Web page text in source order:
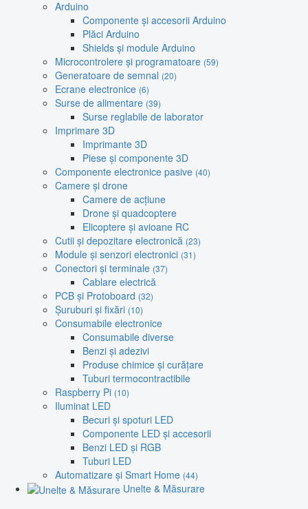
Arduino
Componente și accesorii Arduino
Plăci Arduino
Shields și module Arduino
Microcontrolere și programatoare (59)
Generatoare de semnal (20)
Ecrane electronice (6)
Surse de alimentare (39)
Surse reglabile de laborator
Imprimare 3D
Imprimante 3D
Piese și componente 3D
Componente electronice pasive (40)
Camere și drone
Camere de acțiune
Drone și quadcoptere
Elicoptere și avioane RC
Cutii și depozitare electronică (23)
Module și senzori electronici (31)
Conectori și terminale (37)
Cablare electrică
PCB și Protoboard (32)
Șuruburi și fixări (10)
Consumabile electronice
Consumabile diverse
Benzi și adezivi
Produse chimice și curățare
Tuburi termocontractibile
Raspberry Pi (10)
Iluminat LED
Becuri și spoturi LED
Componente LED și accesorii
Benzi LED și RGB
Tuburi LED
Automatizare și Smart Home (44)
Unelte & Măsurare